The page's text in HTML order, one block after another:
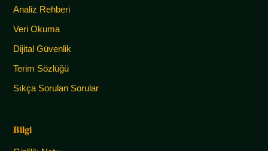
Analiz Rehberi
Veri Okuma
Dijital Güvenlik
Terim Sözlüğü
Sıkça Sorulan Sorular
Bilgi